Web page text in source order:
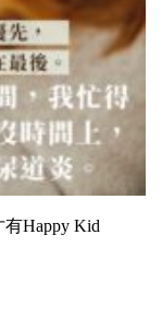
Happy Kid